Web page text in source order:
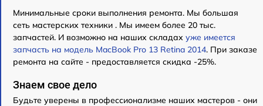
Минимальные сроки выполнения ремонта. Мы большая
сеть мастерских техники . Мы имеем более 20 тыс.
запчастей. И возможно на наших складах уже имеется
запчасть на модель MacBook Pro 13 Retina 2014. При заказе
ремонта на сайте - предоставляется скидка -25%.
Знаем свое дело
Будьте уверены в профессионализме наших мастеров - они